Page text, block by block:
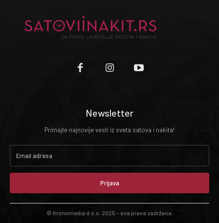
Newsletter
Primajte najnovije vesti iz sveta satova i nakita!
Prijava
© Kronomedia d.o.o. 2025 – sva prava zadržana.